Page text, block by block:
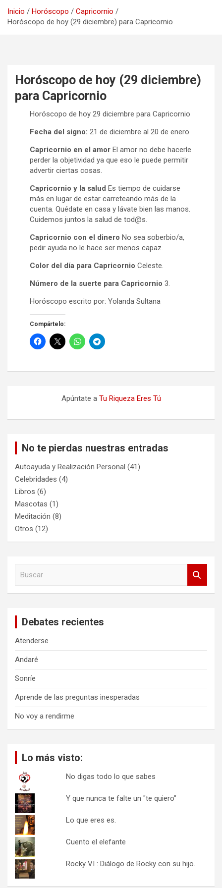
Inicio Horóscopo
Capricornio
Horóscopo de hoy (29 diciembre) para Capricornio
Horóscopo de hoy (29 diciembre)
para Capricornio
Horóscopo de hoy 29 diciembre para Capricornio
Fecha del signo: 21 de diciembre al 20 de enero
Capricornio en el amor El amor no debe hacerle
perder la objetividad ya que eso le puede permitir
advertir ciertas cosas.
Capricornio y la salud Es tiempo de cuidarse
más en lugar de estar carreteando más de la
cuenta. Quédate en casa y lávate bien las manos.
Cuidemos juntos la salud de tod@s.
Capricornio con el dinero No sea soberbio/a,
pedir ayuda no le hace ser menos capaz.
Color del día para Capricornio Celeste.
Número de la suerte para Capricornio 3.
Horóscopo escrito por: Yolanda Sultana
Compártelo:
Apúntate a Tu Riqueza Eres Tú
No te pierdas nuestras entradas
Autoayuda y Realización Personal (41)
Celebridades (4)
Libros (6)
Mascotas (1)
Meditación (8)
Otros (12)
Debates recientes
Atenderse
Andaré
Sonríe
Aprende de las preguntas inesperadas
No voy a rendirme
Lo más visto:
No digas todo lo que sabes
Y que nunca te falte un "te quiero"
Lo que eres es.
Cuento el elefante
Rocky VI : Diálogo de Rocky con su hijo.